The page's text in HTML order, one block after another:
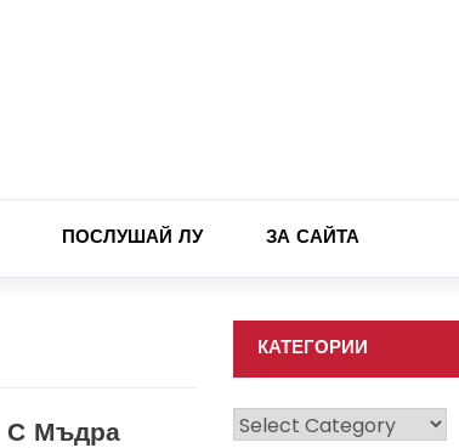
ПОСЛУШАЙ ЛУ ЗА САЙТА
С Мъдра
КАТЕГОРИИ
Категории